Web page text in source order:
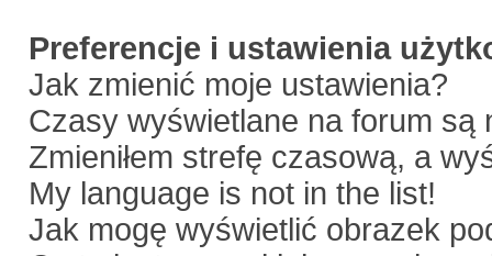
Preferencje i ustawienia
Jak zmienić moje ustawienia?
Czasy wyświetlane na forum są
Zmieniłem strefę czasową, a
My language is not in the list!
Jak mogę wyświetlić obrazek